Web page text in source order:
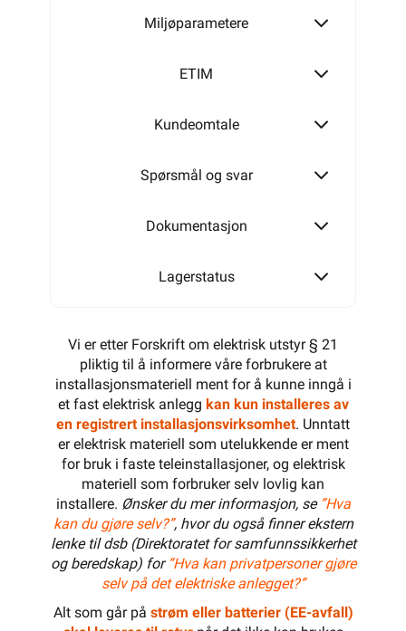
Miljøparametere
ETIM
Kundeomtale
Spørsmål og svar
Dokumentasjon
Lagerstatus
Vi er etter Forskrift om elektrisk utstyr § 21
pliktig til å informere våre forbrukere at
installasjonsmateriell ment for å kunne inngå i
et fast elektrisk anlegg kan kun installeres av
en registrert installasjonsvirksomhet. Unntatt
er elektrisk materiell som utelukkende er ment
for bruk i faste teleinstallasjoner, og elektrisk
materiell som forbruker selv lovlig kan
installere. Ønsker du mer informasjon, se ”Hva
kan du gjøre selv?”, hvor du også finner ekstern
lenke til dsb (Direktoratet for samfunnssikkerhet
og beredskap) for “Hva kan privatpersoner gjøre
selv på det elektriske anlegget?”
Alt som går på strøm eller batterier (EE-avfall)